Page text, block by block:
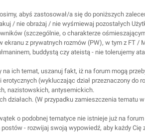
abyś zastosował/a się do poniższych
/ nie obrażaj / nie wyśmiewaj pozostałych
(szczególnie, o charakterze
z prywatnych rozmów (PW), w tym z FT /
buddystą czy ateistą - nie tolerujemy
ich temat, uszanuj fakt, iż na forum mogą
(wykluczając dział przeznaczony do
nazistowskich, antysemickich.
działach. (W przypadku zamieszczenia tematu
o podobnej tematyce nie istnieje już na forum
- rozwijaj swoją wypowiedź, aby każdy Cię